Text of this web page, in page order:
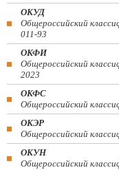
ОКУД
Общероссийский
011-93
ОКФИ
Общероссийский
2023
ОКФС
Общероссийский
ОКЭР
Общероссийский
ОКУН
Общероссийский